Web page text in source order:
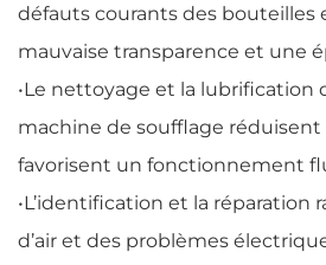
défauts courants des bouteilles
mauvaise transparence et une
•Le nettoyage et la lubrification
machine de soufflage réduisent
favorisent un fonctionnement
•L’identification et la réparation
d’air et des problèmes